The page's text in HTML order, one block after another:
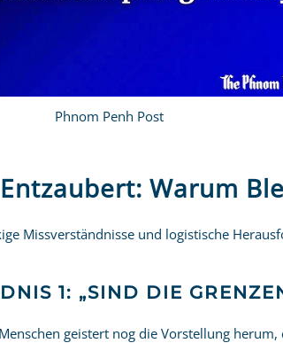
Phnom Penh Post
Warum
Missverständnisse und logistische
1: „SIND DIE
geistert nog die Vorstellung